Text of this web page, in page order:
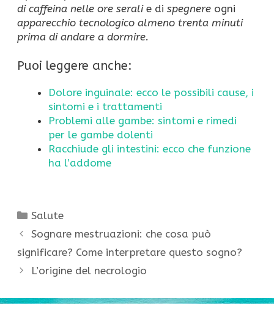
di caffeina nelle ore seralie di spegnere ogni
apparecchio tecnologico almeno trenta minuti
prima di andare a dormire.
Puoi leggere anche:
Dolore inguinale: ecco le possibili cause, i
sintomi e i trattamenti
Problemi alle gambe: sintomi e rimedi
per le gambe dolenti
Racchiude gli intestini: ecco che funzione
ha l’addome
Categorie
Salute
Sognare mestruazioni: che cosa può
significare? Come interpretare questo sogno?
L’origine del necrologio